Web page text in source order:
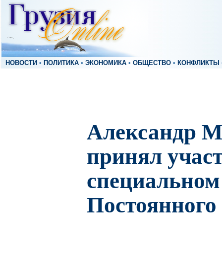
НОВОСТИ • ПОЛИТИКА • ЭКОНОМИКА • ОБЩЕСТВО • КОНФЛИКТЫ
Александр
принял